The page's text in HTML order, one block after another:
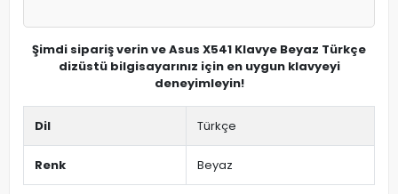
Şimdi sipariş verin ve Asus X541 Klavye Beyaz Türkçe
dizüstü bilgisayarınız için en uygun klavyeyi
deneyimleyin!
Dil Türkçe
Renk Beyaz